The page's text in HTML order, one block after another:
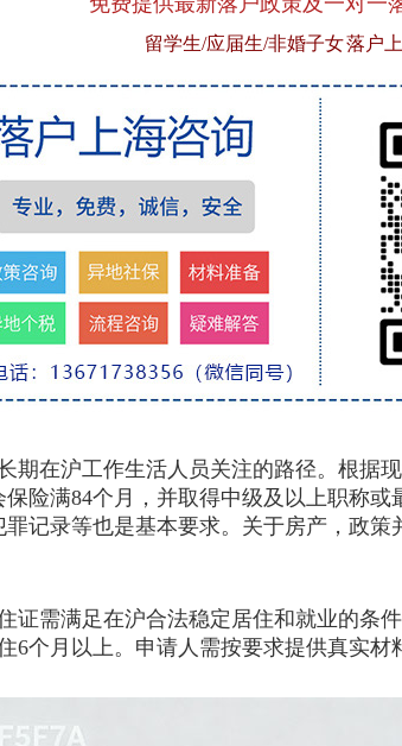
留学生/应届生/非婚子女 落户
在沪工作生活人员关注的路径。根据
险满84个月，并取得中级及以上职称
记录等也是基本要求。关于房产，政
需满足在沪合法稳定居住和就业的条
个月以上。申请人需按要求提供真实材